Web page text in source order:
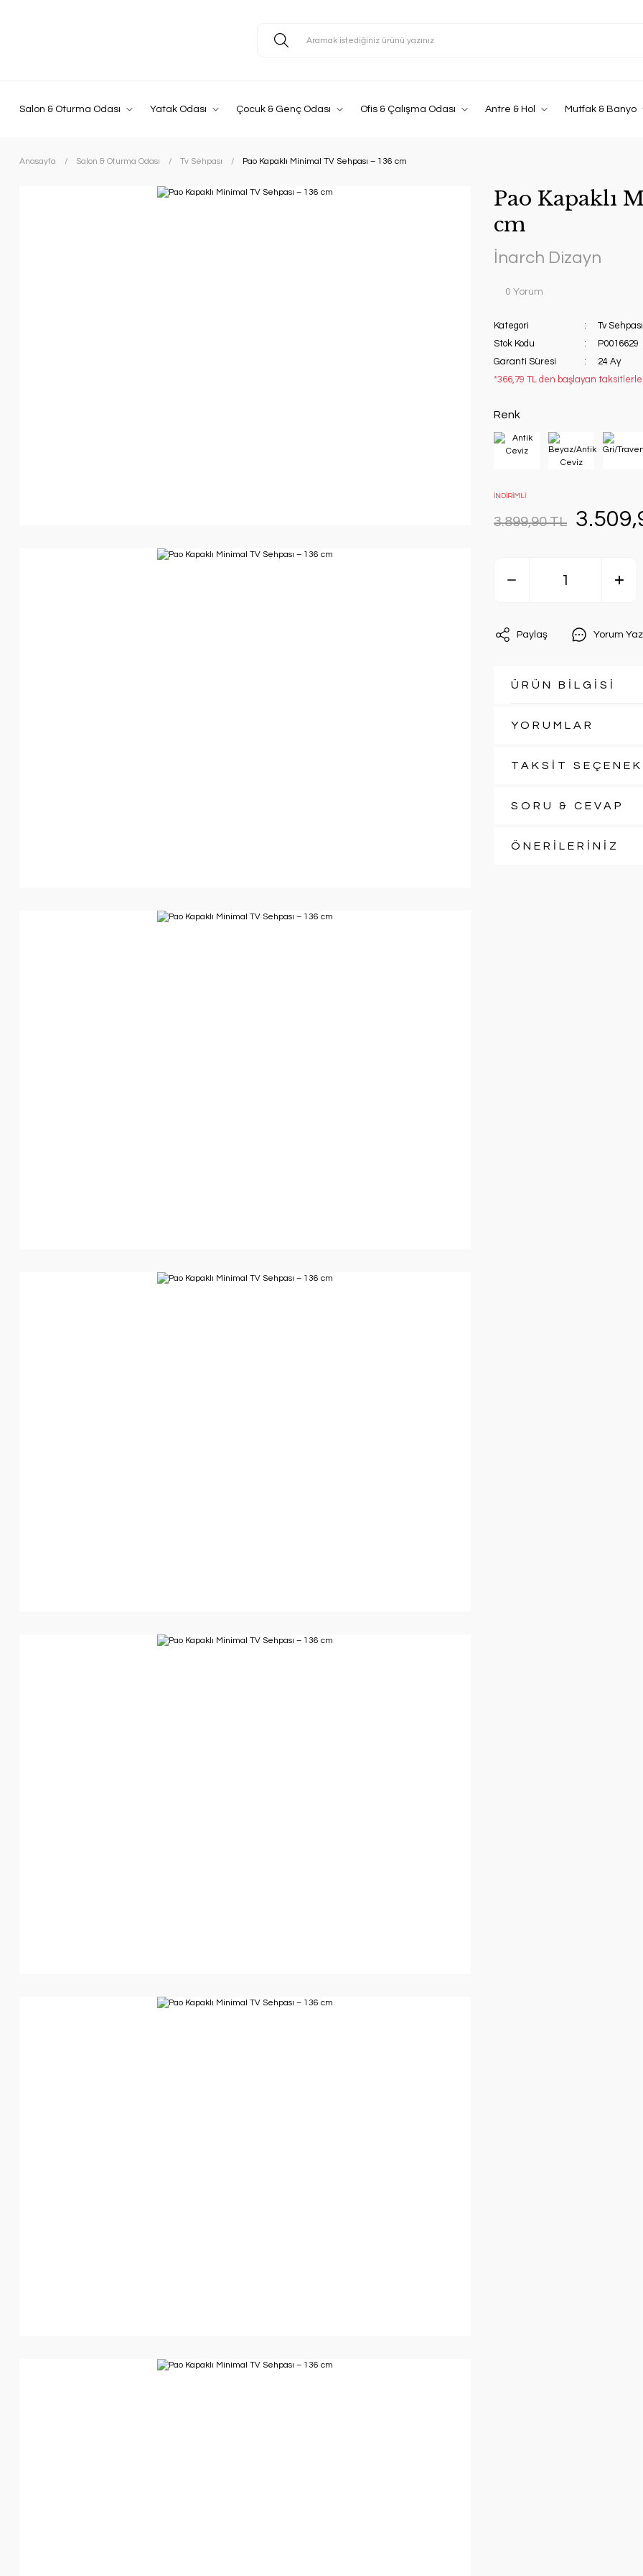
Salon & Oturma Odası Yatak Odası Çocuk & Genç Odası Ofis & Çalışma Odası Antre & Hol Mutfak & Banyo
Anasayfa Salon & Oturma Odası Tv Sehpası Pao Kapaklı Minimal TV Sehpası – 136 cm
Pao Kapaklı
cm
İnarch Dizayn
0 Yorum
Kategori
Tv Sehpası
Stok Kodu
P0016629
Garanti Süresi
24 Ay
*366,79 TL den başlayan
Renk
İNDİRİMLİ
3.899,90 TL
Paylaş Yorum Yaz
ÜRÜN BİLGİSİ
YORUMLAR
TAKSİT
SORU & CEVAP
ÖNERİLERİNİZ